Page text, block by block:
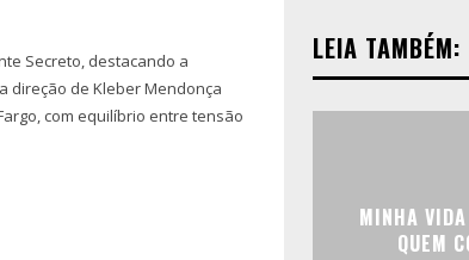
Secreto, destacando a
direção de Kleber Mendonça
com equilíbrio entre tensão
LEIA TAMBÉM:
MINHA
QUEM